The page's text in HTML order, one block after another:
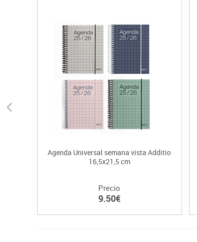
Agenda Universal semana vista Additio
16,5x21,5 cm
Precio
9.50€